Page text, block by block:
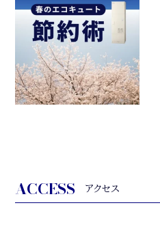
ACCESS アクセス